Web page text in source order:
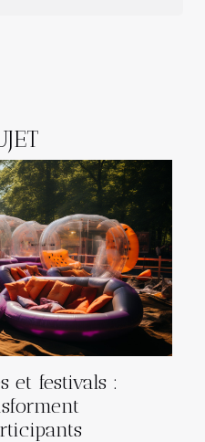
et festivals :